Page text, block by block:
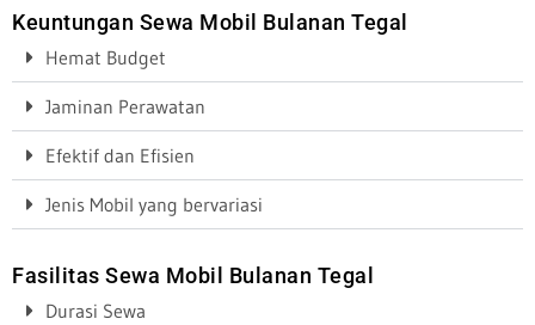
Keuntungan Sewa Mobil Bulanan Tegal
Hemat Budget
Jaminan Perawatan
Efektif dan Efisien
Jenis Mobil yang bervariasi
Fasilitas Sewa Mobil Bulanan Tegal
Durasi Sewa